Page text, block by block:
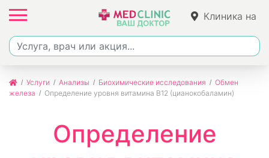
Клиника на
Джалиля
Услуги Анализы Биохимические исследования
Обмен
железа
Определение уровня витамина B12 (цианокобаламин)
Определение